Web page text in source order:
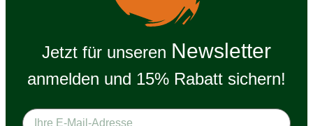
Jetzt für unseren Newsletter
anmelden und 15% Rabatt sichern!